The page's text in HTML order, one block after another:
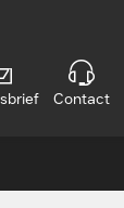
Contact